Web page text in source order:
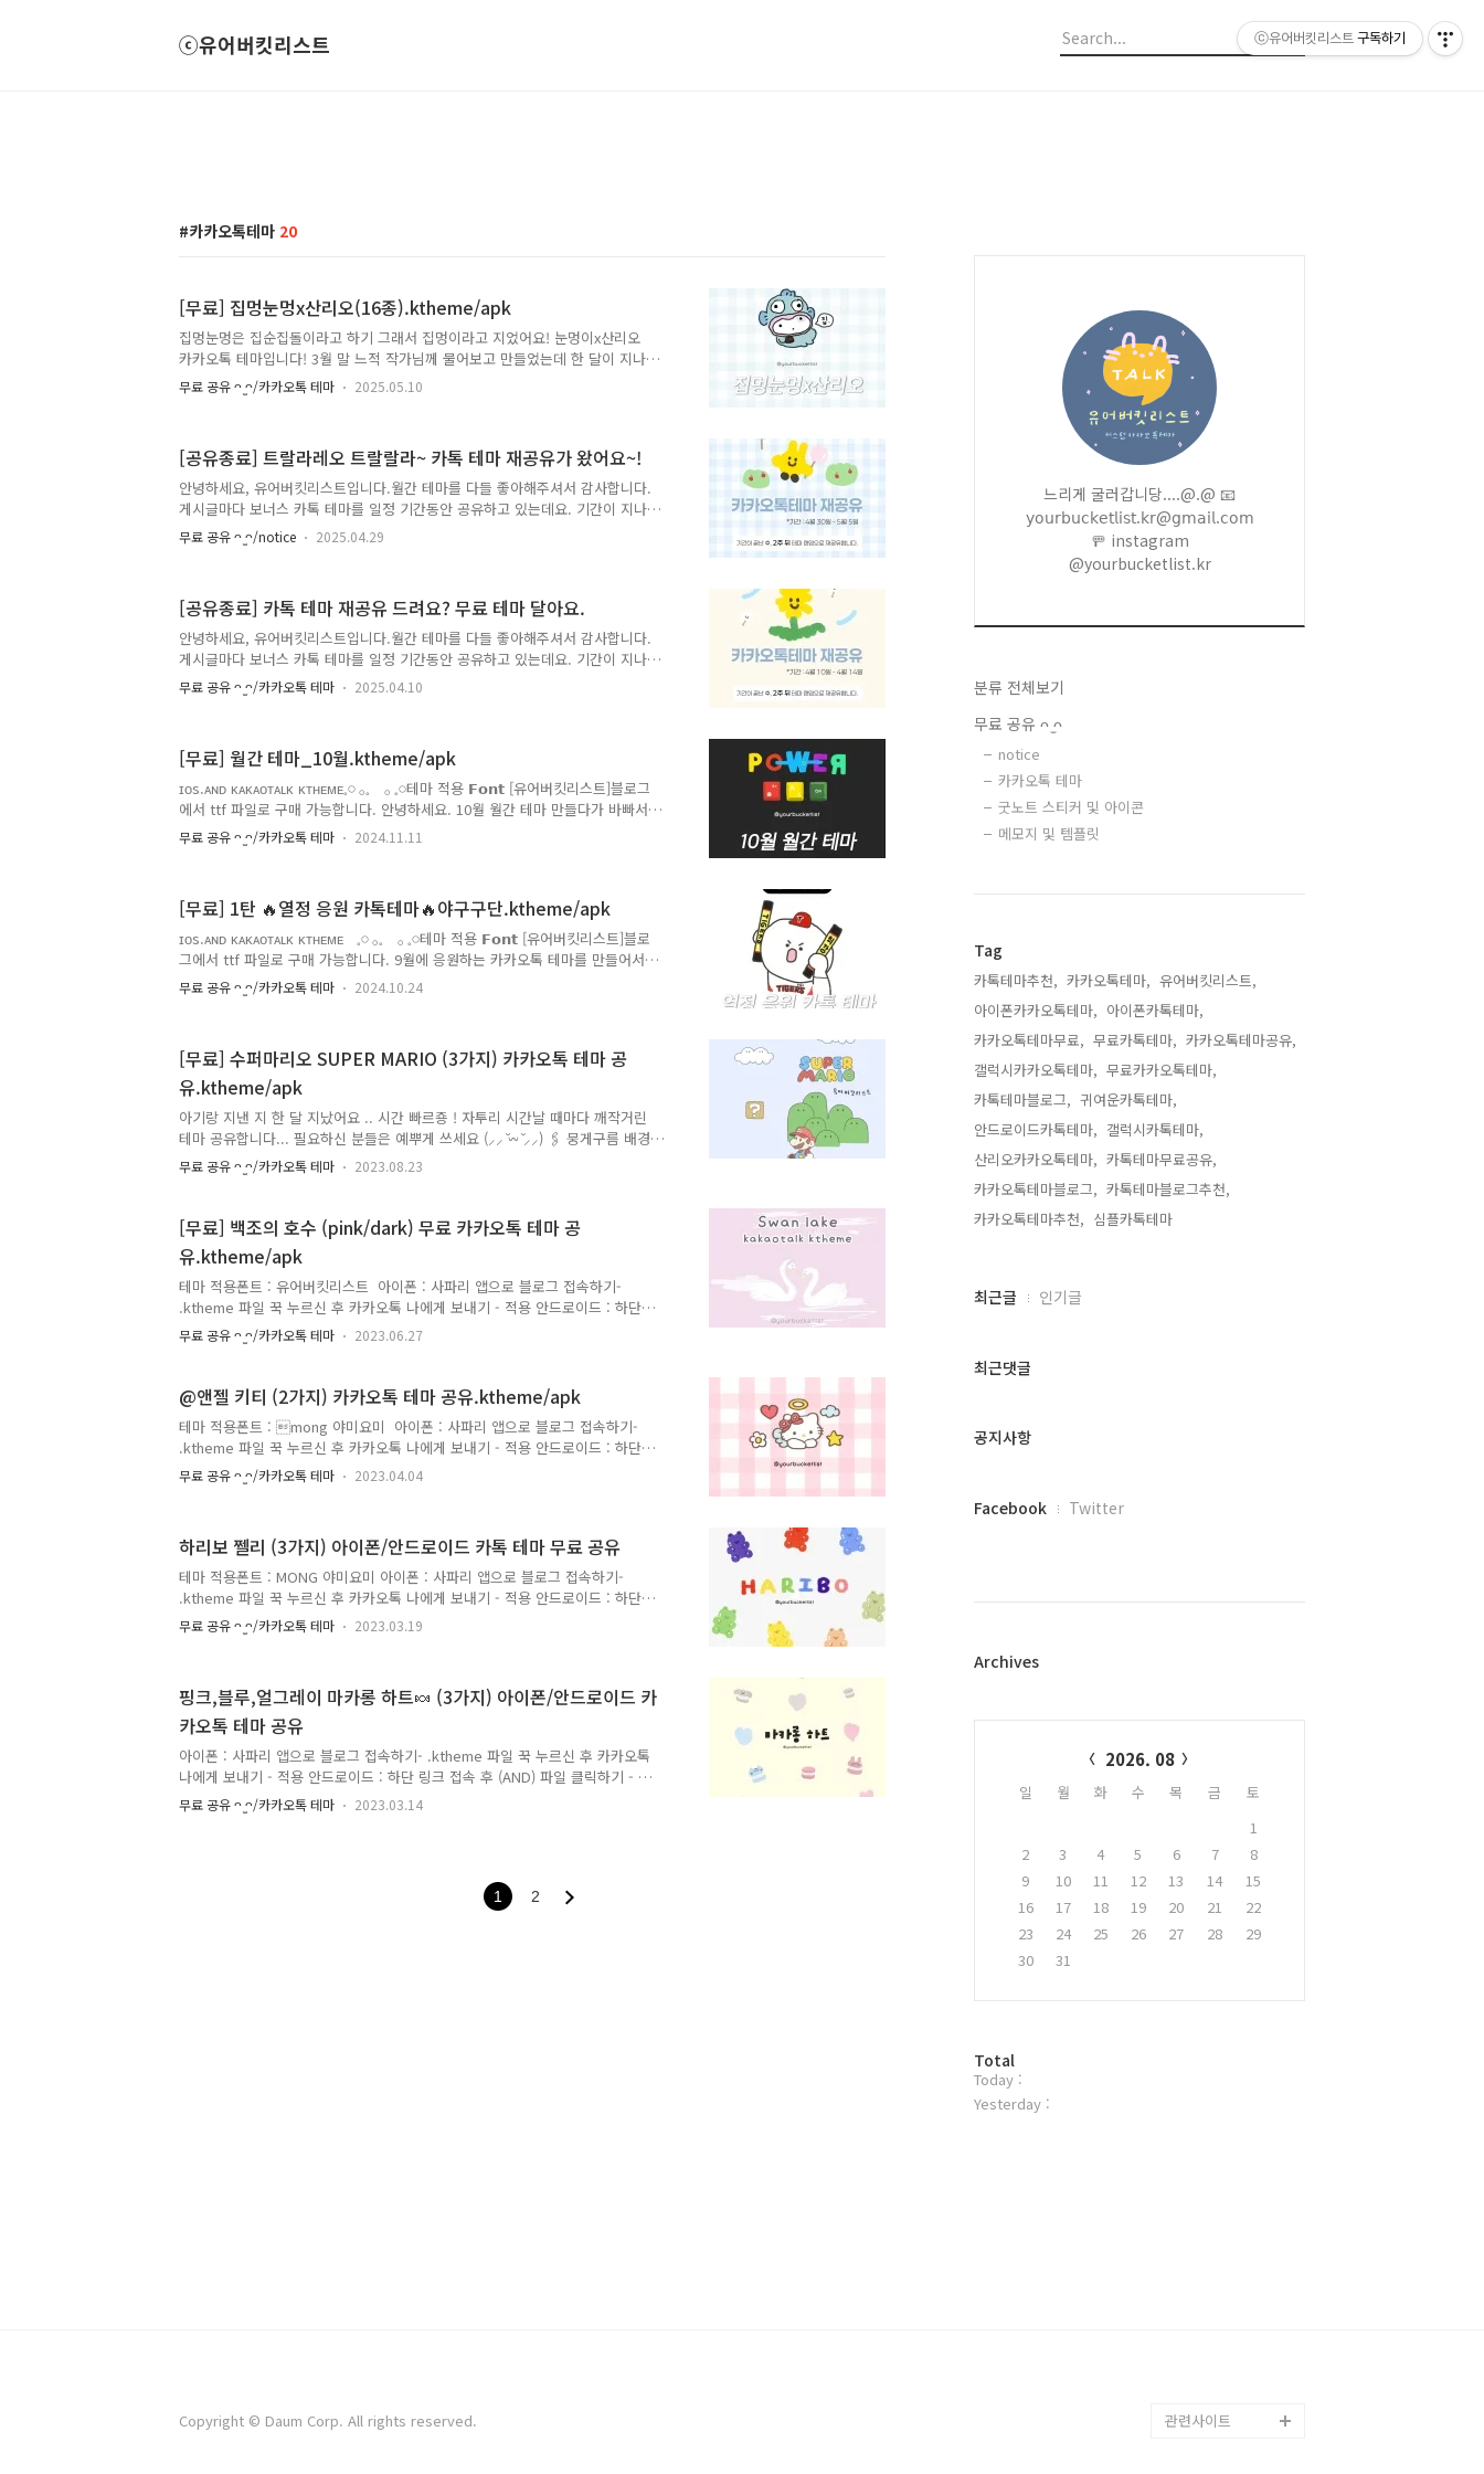
ⓒ유어버킷리스트
카카오톡테마 20
[무료] 집멍눈멍x산리오(16종).ktheme/apk
집멍눈멍은 집순집돌이라고 하기 그래서 집멍이라고 지었어요! 눈멍이x산리오
카카오톡 테마입니다! 3월 말 느적 작가님께 물어보고 만들었는데 한 달이 지나
서야 올리게 되었네요. 그래도 색상 신경써서 모두 다르게 16종이나 준비했으니
보너스 테마까지 꼬옥 챙겨가세요. 💓 네이버 댓글 작성시 *기간 한정 보너스 증
키링&파우치키치한 감성으로 사랑을 받는 눈멍이와 냥이가 키링 인형,파우치로
찾아왔어요airbridge.tumblbug.com 느적 작가님의 키링&파우치 텀블벅 링크
2일 남았는데관심있으신 분들 한 번 구경해보시고 같이 구매..
무료 공유 ᴖ ̫ᴖ/카카오톡 테마 2025.05.10
[공유종료] 트랄라레오 트랄랄라~ 카톡 테마 재공유가 왔어요~!
안녕하세요, 유어버킷리스트입니다.월간 테마를 다들 좋아해주셔서 감사합니다.
게시글마다 보너스 카톡 테마를 일정 기간동안 공유하고 있는데요. 기간이 지나
받지 못 하신 분들의 댓글 및 디엠 요청이 많았습니다. 다운로드 받지 못하신 분
들은 아쉬워하지 마시고 재공유 기간에 꼭 다운로드 받아 사용해보시길 바랍니
타그램 스토리 및 스레드로 알릴게요! 📎 재공유 목록 구성은 랜덤입니다.이번
재공유에 원하는 테마가 없다면 다음 재공유 게시글을 기다려주세요!📎 원하는
카카오톡 테마를 댓글로 함께 남겨주세요!월간 테마 제작에 참고하도록 하겠습니
무료 공유 ᴖ ̫ᴖ/notice 2025.04.29
[공유종료] 카톡 테마 재공유 드려요? 무료 테마 달아요.
안녕하세요, 유어버킷리스트입니다.월간 테마를 다들 좋아해주셔서 감사합니다.
게시글마다 보너스 카톡 테마를 일정 기간동안 공유하고 있는데요. 기간이 지나
받지 못 하신 분들의 댓글 및 디엠 요청이 많았습니다. 다운로드 받지 못하신 분
들은 아쉬워하지 마시고 재공유 기간에 꼭 다운로드 받아 사용해보시길 바랍니
타그램 스토리 및 스레드로 알릴게요! 📎 재공유 목록 구성은 랜덤입니다.이번
재공유에 원하는 테마가 없다면 다음 재공유 게시글을 기다려주세요!📎 원하는
카카오톡 테마를 댓글로 함께 남겨주세요!월간 테마 제작에 참고하도록 하겠습니
무료 공유 ᴖ ̫ᴖ/카카오톡 테마 2025.04.10
[무료] 월간 테마_10월.ktheme/apk
ɪᴏs.ᴀɴᴅ ᴋᴀᴋᴀᴏᴛᴀʟᴋ ᴋᴛʜᴇᴍᴇ𓈒𓏸 𓂂𓈒 𓂂 𓈒𓏸테마 적용 𝗙𝗼𝗻𝘁 [유어버킷리스트]블로그
에서 ttf 파일로 구매 가능합니다. 안녕하세요. 10월 월간 테마 만들다가 바빠서
손놓고 있었는데요. 10월 월간 테마 기다려주시는 분들이 계셨어서 늦게나마 업
로드 합니다. . 또 부지런히 제작해서 공유할게요. 아. 그리고 수험생 분들 보고
다. (2) 11월 월간 테마는 11월 마지막 주 업로드 됩니다.(3) 예전에 만들었던 🔍
[호빵맨 테마] 최신 카톡 버전으로 업데이트 중입니다. . 업데이트 후 인스타그램
..
무료 공유 ᴖ ̫ᴖ/카카오톡 테마 2024.11.11
[무료] 1탄 🔥열정 응원 카톡테마🔥야구구단.ktheme/apk
ɪᴏs.ᴀɴᴅ ᴋᴀᴋᴀᴏᴛᴀʟᴋ ᴋᴛʜᴇᴍᴇ 𓈒𓏸 𓂂𓈒 𓂂 𓈒𓏸테마 적용 𝗙𝗼𝗻𝘁 [유어버킷리스트]블로
그에서 ttf 파일로 구매 가능합니다. 9월에 응원하는 카카오톡 테마를 만들어서
공유했습니다! 글을 공유하고 나니 아쉬운 점들이 많이 보여서 🔥 열정 응원 카
톡 테마 🔥 로 새롭게 공유하려고 합니다. 이전에 올렸던 글은 비공개 예정입니
매월 업로드 할 예정입니다. 원하시는 테마가 있다면 인스타그램 및 블로그 댓글
로 꼭 남겨 주세요. 공통 주제가 쌓이게 되면 묶어서 업로드 해드릴게요 : ) 메모
장에 따로 ..
무료 공유 ᴖ ̫ᴖ/카카오톡 테마 2024.10.24
[무료] 수퍼마리오 SUPER MARIO (3가지) 카카오톡 테마 공
유.ktheme/apk
아기랑 지낸 지 한 달 지났어요 .. 시간 빠르죵 ! 자투리 시간날 때마다 깨작거린
테마 공유합니다... 필요하신 분들은 예뿌게 쓰세요 (⸝⸝ ̆𖥦 ̆⸝⸝) 🖇️ 뭉게구름 배경
+ 별 프로필 이미지 (자세히 보면 배경에 모래알 콕콕 찍혀있음...) 🖇️ 아이폰 암
호 숫자 누르면 마리오 얼굴 나와요 🖇️ 하단탭 물음표 박스 클릭 시 마리오 관련
고 싶었는데 깔끔하지 않은 느낌이라,, 누르면 일러스트 나오는 걸로 했어요 (* •︠ ̯
•︡) ㅎㅎ 볼터치 찍힌 아이콘들 사랑스러븜 🖇️ 암호 입력 금화 상자 누르면 금화
나와유 ⸝⸝◜࿀◝ ⸝⸝ 01 💬 말풍선 파스텔 색상 기본 말풍선 👤 기본 프로필 볼터치
별 아이콘 02 💬 말풍선 파스..
무료 공유 ᴖ ̫ᴖ/카카오톡 테마 2023.08.23
[무료] 백조의 호수 (pink/dark) 무료 카카오톡 테마 공
유.ktheme/apk
테마 적용폰트 : 유어버킷리스트 ​ 아이폰 : 사파리 앱으로 블로그 접속하기-
.ktheme 파일 꾹 누르신 후 카카오톡 나에게 보내기 - 적용 안드로이드 : 하단
링크 접속 후 (AND) 파일 클릭하기 - 무시하고 설치 반복 - 적용 ​ ​ 위의 방법이
안 될 경우 현재 페이지 링크 복사 후, 새 창 열어서 다시 접속 바랍니다. 그래도
보고 음악도 들어봤는데 카카오톡 테마로도 몽환적인 분위기를 나타내고 싶었어
요,, 발레에 대해 잘 모르지만 진짜 백조가 움직이는 것 같은 동작들도 너무 예뻤
어요.... ( ˇ÷ˇ ) ㅎr... 임신 막달 붓기 때문에 그림이 잘 안 그려져소... 엎을까
말까 하다가... 마음 다잡고 찐 최종 수정 ..
무료 공유 ᴖ ̫ᴖ/카카오톡 테마 2023.06.27
@앤젤 키티 (2가지) 카카오톡 테마 공유.ktheme/apk
테마 적용폰트 : mong 야미요미 ​ 아이폰 : 사파리 앱으로 블로그 접속하기-
.ktheme 파일 꾹 누르신 후 카카오톡 나에게 보내기 - 적용 안드로이드 : 하단
링크 접속 후 (AND) 파일 클릭하기 - 무시하고 설치 반복 - 적용 ​ ​ 위의 방법이
안 될 경우 현재 페이지 링크 복사 후, 새 창 열어서 다시 접속 바랍니다. 그래도
2가지 버전입니다 ᵔᴗᵔ (게시글 하단에 배경화면 파일도 공유 중) 1. 암호입력 2.
하단탭 나의 말풍선에 앤젤 키티 일러스트가 있어요 ᴖ ̫ᴖ 기본 프로필에 앤젤 키
티 일러스트가 있어요 ᴖ ̫ᴖ [안드..
무료 공유 ᴖ ̫ᴖ/카카오톡 테마 2023.04.04
하리보 쩰리 (3가지) 아이폰/안드로이드 카톡 테마 무료 공유
테마 적용폰트 : MONG 야미요미 아이폰 : 사파리 앱으로 블로그 접속하기-
.ktheme 파일 꾹 누르신 후 카카오톡 나에게 보내기 - 적용 안드로이드 : 하단
링크 접속 후 (AND) 파일 클릭하기 - 무시하고 설치 반복 - 적용 ​ ​ 위의 방법이
안 될 경우 현재 페이지 링크 복사 후, 새 창 열어서 다시 접속 바랍니다. 그래도
다잉 말풍선은 모두 반투명이에요. (형광펜처럼 뒷배경색이 살짝 보여요) 01 02
03 보고 계신 페이지에서 카카오톡 테마 다운로드 카테고리를 누르시면 다양한
무료 카카오톡 테마를 확인하실 수 있습니다.
무료 공유 ᴖ ̫ᴖ/카카오톡 테마 2023.03.19
핑크,블루,얼그레이 마카롱 하트🍬 (3가지) 아이폰/안드로이드 카
카오톡 테마 공유
아이폰 : 사파리 앱으로 블로그 접속하기- .ktheme 파일 꾹 누르신 후 카카오톡
나에게 보내기 - 적용 안드로이드 : 하단 링크 접속 후 (AND) 파일 클릭하기 - 무
시하고 설치 반복 - 적용 ​ ​ 위의 방법이 안 될 경우 현재 페이지 링크 복사 후, 새
창 열어서 다시 접속 바랍니다. 그래도 안 될 경우 직접 검색 부탁드립니다 🎀 3
하단탭 ] [ 채팅방 ] 배경화면 instagram (아래 로고를 누르시면 인스타그램으로
무료 공유 ᴖ ̫ᴖ/카카오톡 테마 2023.03.14
1 2
느리게 굴러갑니당....@.@ 📧
𝗒𝗈𝗎𝗋𝖻𝗎𝖼𝗄𝖾𝗍𝗅𝗂𝗌𝗍.𝗄𝗋@𝗀𝗆𝖺𝗂𝗅.𝖼𝗈𝗆
🚥 instagram
@yourbucketlist.kr
분류 전체보기
무료 공유 ᴖ ̫ᴖ
notice
카카오톡 테마
굿노트 스티커 및 아이콘
메모지 및 템플릿
Tag
카톡테마추천, 카카오톡테마, 유어버킷리스트,
아이폰카카오톡테마, 아이폰카톡테마,
카카오톡테마무료, 무료카톡테마, 카카오톡테마공유,
갤럭시카카오톡테마, 무료카카오톡테마,
카톡테마블로그, 귀여운카톡테마,
안드로이드카톡테마, 갤럭시카톡테마,
산리오카카오톡테마, 카톡테마무료공유,
카카오톡테마블로그, 카톡테마블로그추천,
카카오톡테마추천, 심플카톡테마,
최
과
글
최근글 인기글
최근댓글
공지사항
페
플
Facebook Twitter
Archives
2026. 08
일 월 화 수 목 금
토
1
2
3 4 5 6 7
8
9
10 11 12 13 14
15
16
17 18 19 20 21
22
23
24 25 26 27 28
29
30
31
방
문
자
Total
Today :
Yesterday :
Copyright © Daum Corp. All rights reserved. 관련사이트
ⓒ유어버킷리스트 구독하기